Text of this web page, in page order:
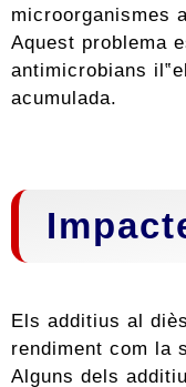
microorganismes
Aquest problema
antimicrobians
acumulada.
Els additius al
rendiment com la
Alguns dels